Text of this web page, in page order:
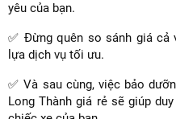
yêu của bạn.
✅ Đừng quên so sánh giá cả
lựa dịch vụ tối ưu.
✅ Và sau cùng, việc bảo
Long Thành giá rẻ sẽ giúp